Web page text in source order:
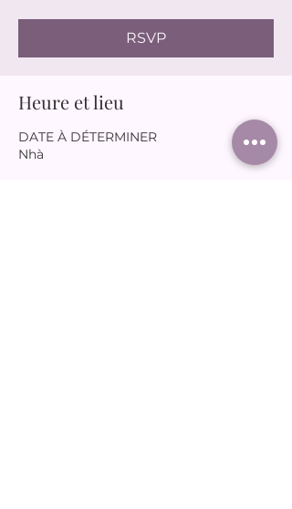
RSVP
Heure et lieu
DATE À DÉTERMINER
Nhà